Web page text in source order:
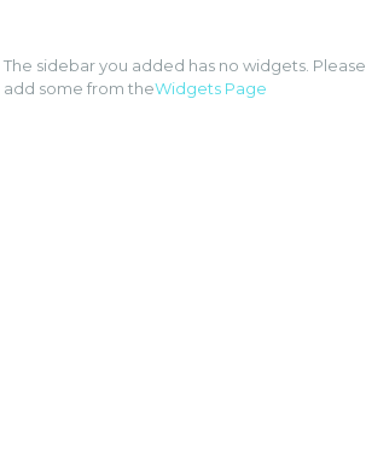
The sidebar you added has no widgets. Please
add some from theWidgets Page